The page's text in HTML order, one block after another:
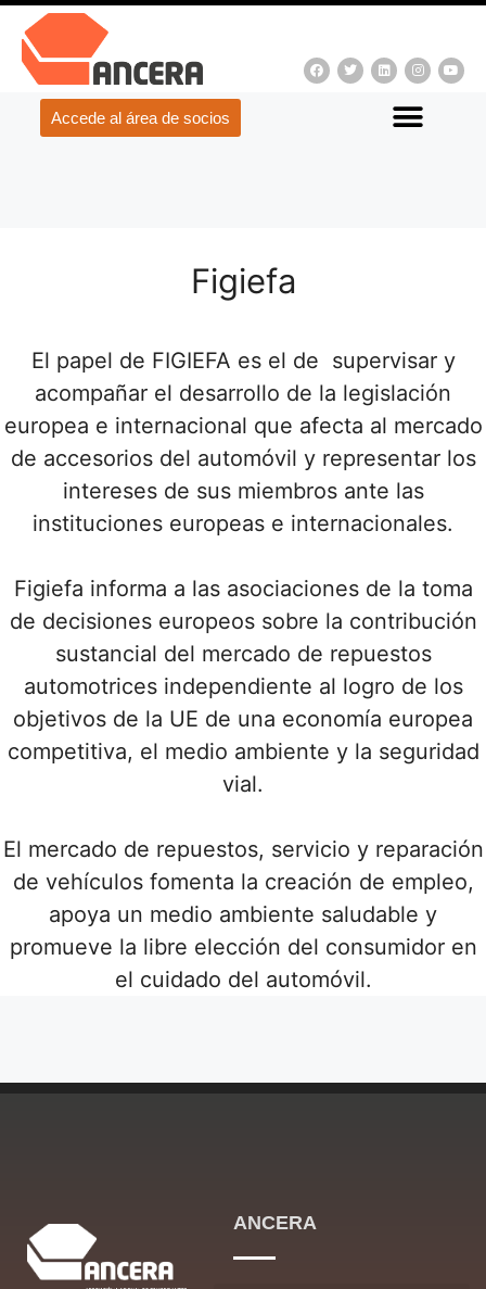
Accede al área de socios
Figiefa
El papel de FIGIEFA es el de supervisar y
acompañar el desarrollo de la legislación
europea e internacional que afecta al mercado
de accesorios del automóvil y representar los
intereses de sus miembros ante las
instituciones europeas e internacionales.
Figiefa informa a las asociaciones de la toma
de decisiones europeos sobre la contribución
sustancial del mercado de repuestos
automotrices independiente al logro de los
objetivos de la UE de una economía europea
competitiva, el medio ambiente y la seguridad
vial.
El mercado de repuestos, servicio y reparación
de vehículos fomenta la creación de empleo,
apoya un medio ambiente saludable y
promueve la libre elección del consumidor en
el cuidado del automóvil.
ANCERA